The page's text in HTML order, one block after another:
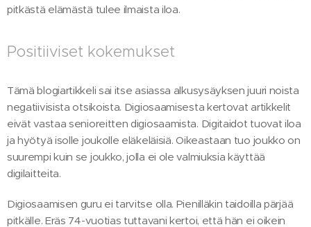
pitkästä elämästä tulee ilmaista iloa.
Positiiviset kokemukset
Tämä blogiartikkeli sai itse asiassa alkusysäyksen juuri noista
negatiivisista otsikoista. Digiosaamisesta kertovat artikkelit
eivät vastaa senioreitten digiosaamista. Digitaidot tuovat iloa
ja hyötyä isolle joukolle eläkeläisiä. Oikeastaan tuo joukko on
suurempi kuin se joukko, jolla ei ole valmiuksia käyttää
digilaitteita.
Digiosaamisen guru ei tarvitse olla. Pienilläkin taidoilla pärjää
pitkälle. Eräs 74-vuotias tuttavani kertoi, että hän ei oikein